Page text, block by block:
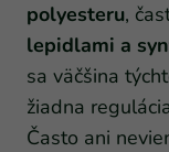
polyesteru,
lepidlami a
sa väčšina
žiadna
Často ani